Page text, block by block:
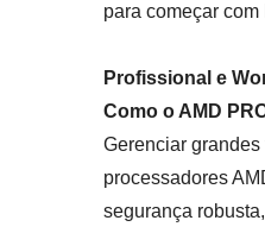
para começar
Profissional e
Como o AMD
Gerenciar
processadores
segurança